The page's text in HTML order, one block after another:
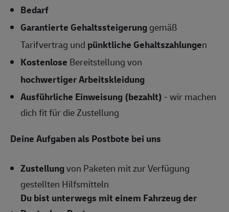
Bedarf
Garantierte Gehaltssteigerunggemäß
Tarifvertrag und pünktliche Gehaltszahlungen
Kostenlose Bereitstellung von
hochwertiger Arbeitskleidung
Ausführliche Einweisung (bezahlt)- wir machen
dich fit für die Zustellung
Deine Aufgaben als Postbote bei uns
Zustellungvon Paketen mit zur Verfügung
gestellten Hilfsmitteln
Du bist unterwegs mit einem Fahrzeug der